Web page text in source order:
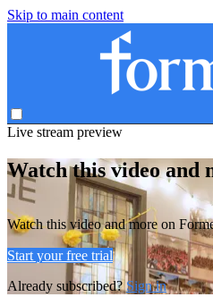
Skip to main content
Live stream preview
Watch this video and
Watch this video and more on
Start your free trial
Already subscribed?Sign in